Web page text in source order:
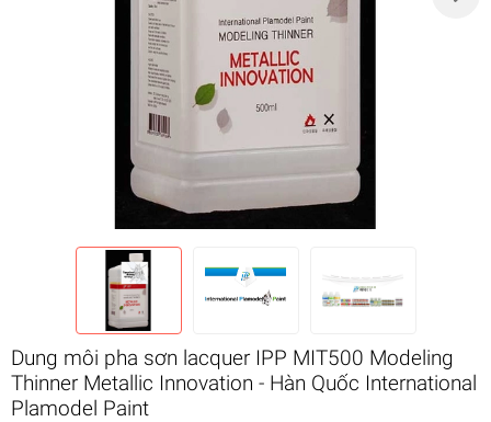
Dung môi pha sơn lacquer IPP MIT500 Modeling
Thinner Metallic Innovation - Hàn Quốc International
Plamodel Paint